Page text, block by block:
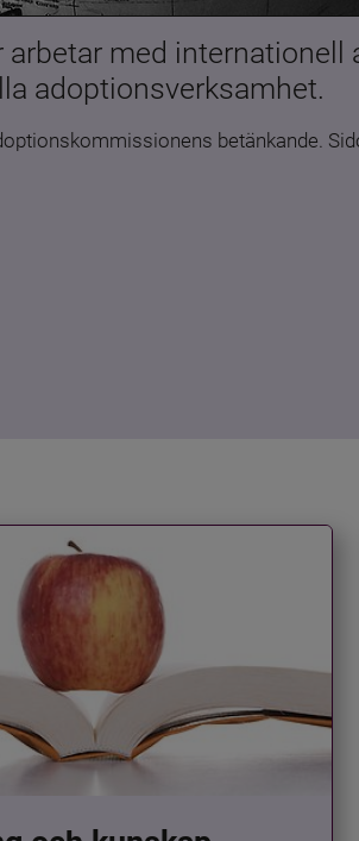
med
adoptionsverksamhet.
betänkande.